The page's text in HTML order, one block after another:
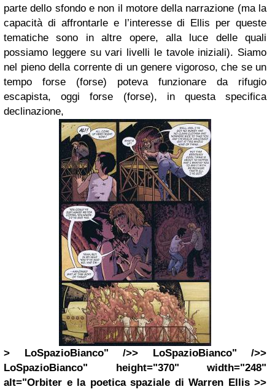
parte dello sfondo e non il motore della narrazione (ma la
capacità di affrontarle e l’interesse di Ellis per queste
tematiche sono in altre opere, alla luce delle quali
possiamo leggere su vari livelli le tavole iniziali). Siamo
nel pieno della corrente di un genere vigoroso, che se un
tempo forse (forse) poteva funzionare da rifugio
escapista, oggi forse (forse), in questa specifica
declinazione,
> LoSpazioBianco" />> LoSpazioBianco" />>
LoSpazioBianco" height="370" width="248"
alt="Orbiter e la poetica spaziale di Warren Ellis >>